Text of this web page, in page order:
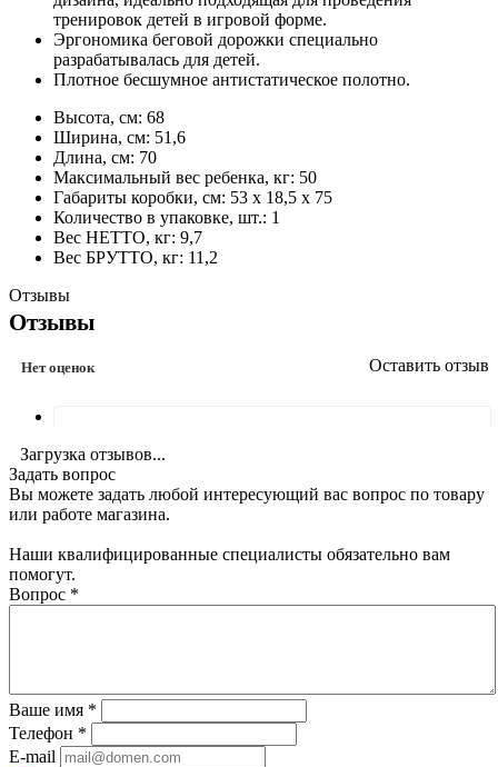
тренировок детей в игровой форме.
Эргономика беговой дорожки специально
разрабатывалась для детей.
Плотное бесшумное антистатическое полотно.
Высота, см: 68
Ширина, см: 51,6
Длина, см: 70
Максимальный вес ребенка, кг: 50
Габариты коробки, см: 53 х 18,5 х 75
Количество в упаковке, шт.: 1
Вес НЕТТО, кг: 9,7
Вес БРУТТО, кг: 11,2
Отзывы
Отзывы
Нет оценок Оставить отзыв
Загрузка отзывов...
Задать вопрос
Вы можете задать любой интересующий вас вопрос по товару
или работе магазина.
Наши квалифицированные специалисты обязательно вам
помогут.
Вопрос *
Ваше имя *
Телефон *
E-mail